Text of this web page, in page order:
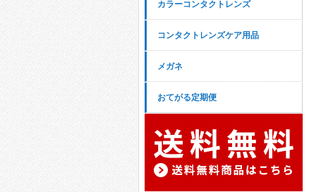
カラーコンタクトレンズ
コンタクトレンズケア用品
メガネ
おてがる定期便